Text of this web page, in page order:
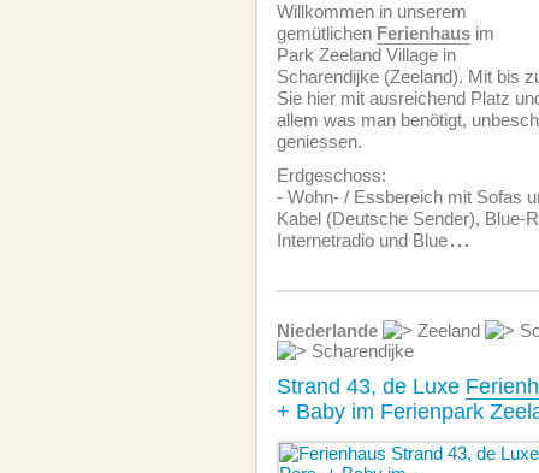
Willkommen in unserem
gemütlichen Ferienhaus im
Park Zeeland Village in
Scharendijke (Zeeland). Mit bis
Sie hier mit ausreichend Platz
allem was man benötigt,
geniessen.
Erdgeschoss:
- Wohn- / Essbereich mit Sofas
Kabel (Deutsche Sender), Blue-
Internetradio und Blue...
Niederlande Zeeland
Scharendijke
Strand 43, de Luxe
+ Baby im Ferienpark